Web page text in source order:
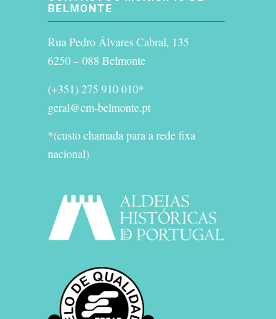
BELMONTE
Rua Pedro Álvares Cabral, 135
6250 – 088 Belmonte
(+351) 275 910 010*
geral@cm-belmonte.pt
*(custo chamada para a rede fixa
nacional)